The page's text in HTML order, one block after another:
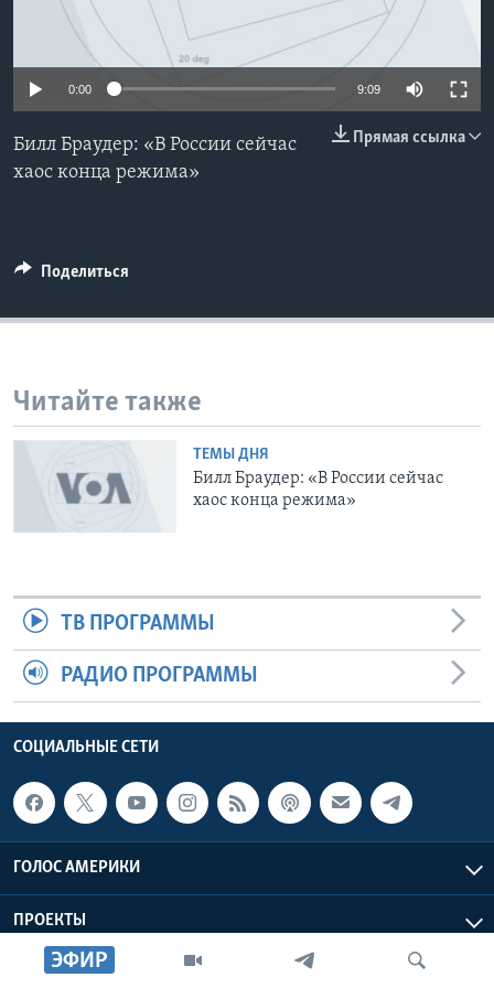
Learning English
СОЦИАЛЬНЫЕ СЕТИ
ЭФИР
0:00 9:09
Прямая ссылка
Билл Браудер: «В России сейчас
хаос конца режима»
Поделиться
Читайте также
ТЕМЫ ДНЯ
Билл Браудер: «В России сейчас
хаос конца режима»
ТВ ПРОГРАММЫ
РАДИО ПРОГРАММЫ
СОЦИАЛЬНЫЕ СЕТИ
ГОЛОС АМЕРИКИ
ПРОЕКТЫ